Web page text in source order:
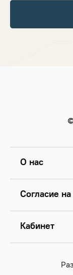
О нас
Согласие
Кабинет